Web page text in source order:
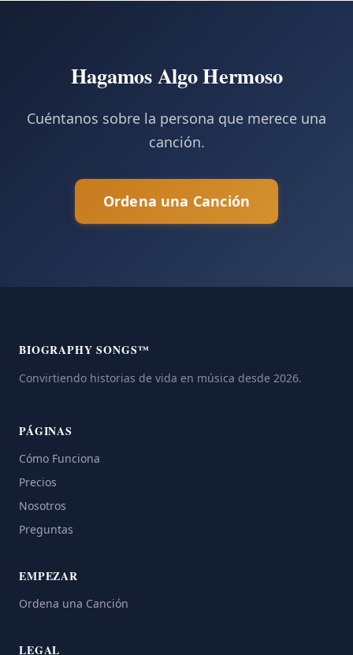
Hagamos Algo Hermoso
Cuéntanos sobre la persona que merece una
canción.
Ordena una Canción
BIOGRAPHY SONGS™
Convirtiendo historias de vida en música desde 2026.
PÁGINAS
Cómo Funciona
Precios
Nosotros
Preguntas
EMPEZAR
Ordena una Canción
LEGAL